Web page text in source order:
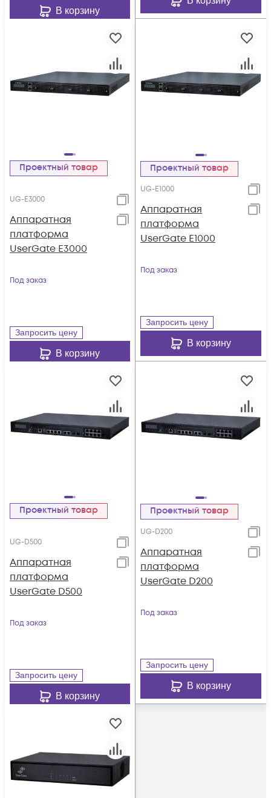
В корзину
Проектный товар
UG-E3000
Аппаратная
платформа
UserGate E3000
Под заказ
Запросить цену
В корзину
Проектный товар
UG-E1000
Аппаратная
платформа
UserGate E1000
Под заказ
Запросить цену
В корзину
Проектный товар
UG-D500
Аппаратная
платформа
UserGate D500
Под заказ
Запросить цену
В корзину
Проектный товар
UG-D200
Аппаратная
платформа
UserGate D200
Под заказ
Запросить цену
В корзину